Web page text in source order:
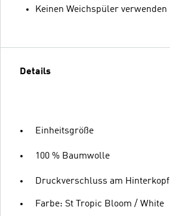
Keinen Weichspüler verwenden
Details
Einheitsgröße
100 % Baumwolle
Druckverschluss am Hinterkopf
Farbe: St Tropic Bloom / White